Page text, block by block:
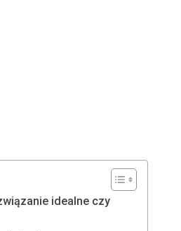
idealne czy